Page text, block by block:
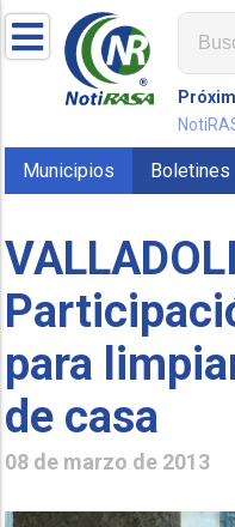
Municipios Boletines
para
de casa
08 de marzo de 2013